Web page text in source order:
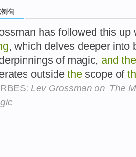
句
has followed this
, which delves deeper into
of magic, and the
outside the scope of
Lev Grossman on 'The